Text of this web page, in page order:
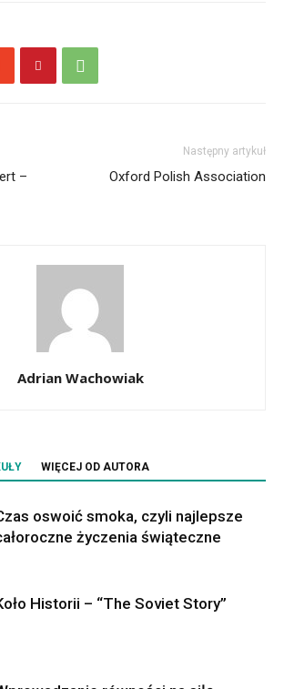
–
Następny artykuł
Oxford Polish Association
Adrian Wachowiak
WIĘCEJ OD AUTORA
oswoić smoka, czyli najlepsze
życzenia świąteczne
Historii – “The Soviet Story”